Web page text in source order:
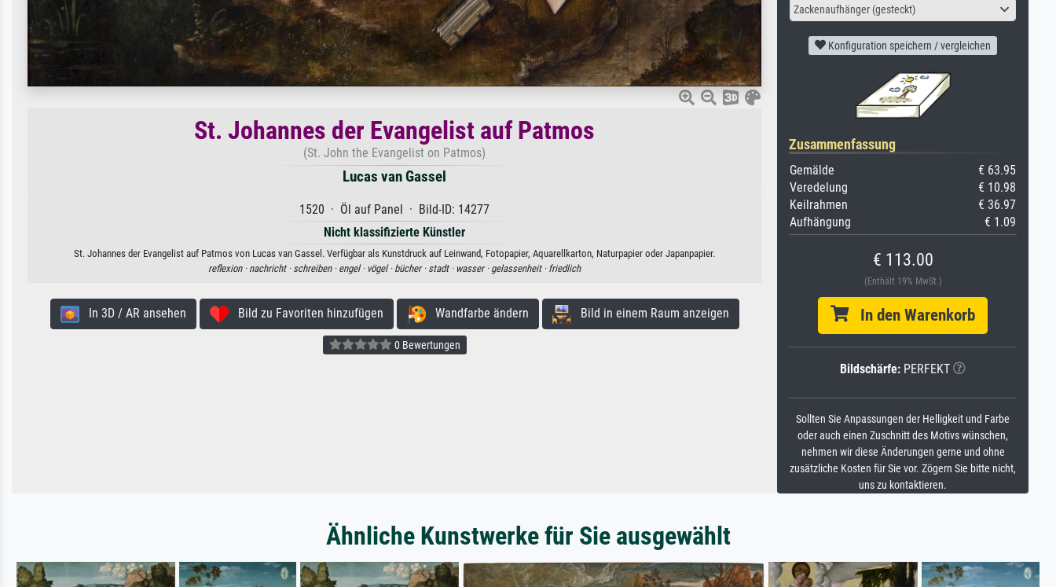
St. Johannes der Evangelist auf Patmos
(St. John the Evangelist on Patmos)
Lucas van Gassel
1520 · Öl auf Panel · Bild-ID: 14277
Nicht klassifizierte Künstler
St. Johannes der Evangelist auf Patmos von Lucas van Gassel. Verfügbar als Kunstdruck auf Leinwand, Fotopapier, Aquarellkarton, Naturpapier oder Japanpapier.
reflexion · nachricht · schreiben · engel · vögel · bücher · stadt · wasser · gelassenheit · friedlich
In 3D / AR ansehen Bild zu Favoriten hinzufügen Wandfarbe ändern Bild in einem Raum anzeigen
0 Bewertungen
Zackenaufhänger (gesteckt)
Konfiguration speichern / vergleichen
Zusammenfassung
Gemälde
€ 63.95
Veredelung
€ 10.98
Keilrahmen
€ 36.97
Aufhängung
€ 1.09
€ 113.00
(Enthält 19% MwSt.)
In den Warenkorb
Bildschärfe: PERFEKT
Sollten Sie Anpassungen der Helligkeit und Farbe
oder auch einen Zuschnitt des Motivs wünschen,
nehmen wir diese Änderungen gerne und ohne
zusätzliche Kosten für Sie vor. Zögern Sie bitte nicht,
uns zu kontaktieren.
Ähnliche Kunstwerke für Sie ausgewählt